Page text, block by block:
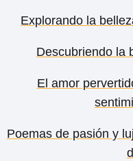
Explorando la
Descubriendo la
El amor
Poemas de pasión y